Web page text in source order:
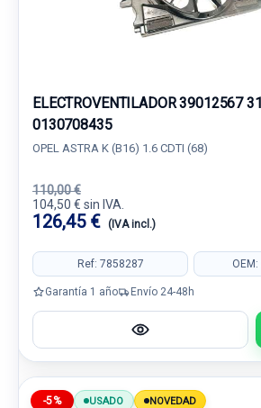
ELECTROVENTILADOR 39012567
0130708435
OPEL ASTRA K (B16) 1.6 CDTI (68)
110,00 €
104,50 € sin IVA.
126,45 € (IVA incl.)
Ref: 7858287
Garantía 1 año Envío 24-48h
-5% USADO NOVEDAD